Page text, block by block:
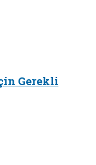
Gerekli